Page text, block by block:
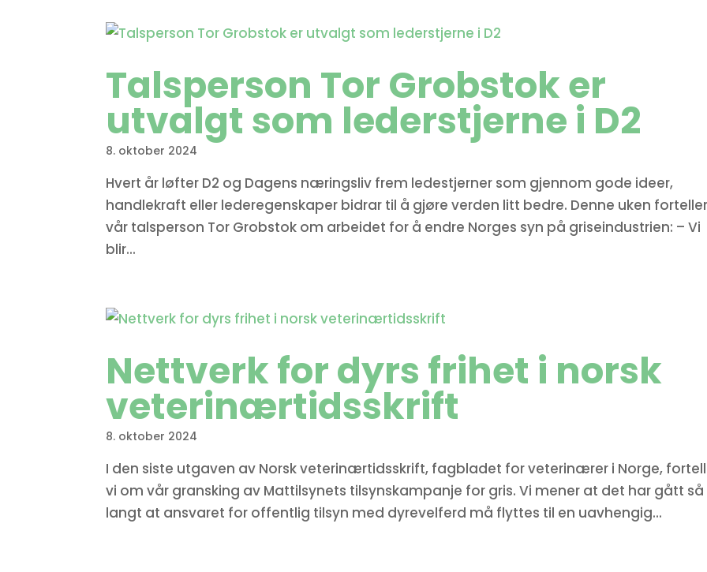
Talsperson Tor Grobstok er
utvalgt som lederstjerne i D2
8. oktober 2024
Hvert år løfter D2 og Dagens næringsliv frem ledestjerner som gjennom gode ideer,
handlekraft eller lederegenskaper bidrar til å gjøre verden litt bedre. Denne uken
vår talsperson Tor Grobstok om arbeidet for å endre Norges syn på griseindustrien: – Vi
blir...
Nettverk for dyrs frihet i norsk
veterinærtidsskrift
8. oktober 2024
I den siste utgaven av Norsk veterinærtidsskrift, fagbladet for veterinærer i Norge,
vi om vår gransking av Mattilsynets tilsynskampanje for gris. Vi mener at det har gått så
langt at ansvaret for offentlig tilsyn med dyrevelferd må flyttes til en uavhengig...